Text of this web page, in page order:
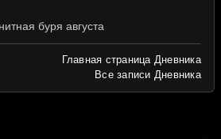
буря августа
Главная страница Дневника
Все записи Дневника